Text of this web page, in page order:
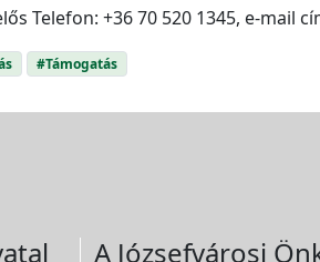
Telefon: +36 70 520 1345, e-mail
#Támogatás
A Józsefvárosi